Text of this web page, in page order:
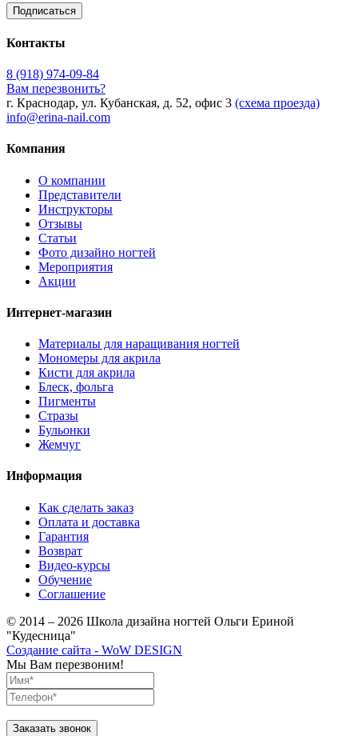
Контакты
8 (918) 974-09-84
Вам перезвонить?
г. Краснодар, ул. Кубанская, д. 52, офис 3 (схема проезда)
info@erina-nail.com
Компания
О компании
Представители
Инструкторы
Отзывы
Статьи
Фото дизайно ногтей
Мероприятия
Акции
Интернет-магазин
Материалы для наращивания ногтей
Мономеры для акрила
Кисти для акрила
Блеск, фольга
Пигменты
Стразы
Бульонки
Жемчуг
Информация
Как сделать заказ
Оплата и доставка
Гарантия
Возврат
Видео-курсы
Обучение
Соглашение
© 2014 – 2026 Школа дизайна ногтей Ольги Ериной
"Кудесница"
Создание сайта - WoW DESIGN
Мы Вам перезвоним!